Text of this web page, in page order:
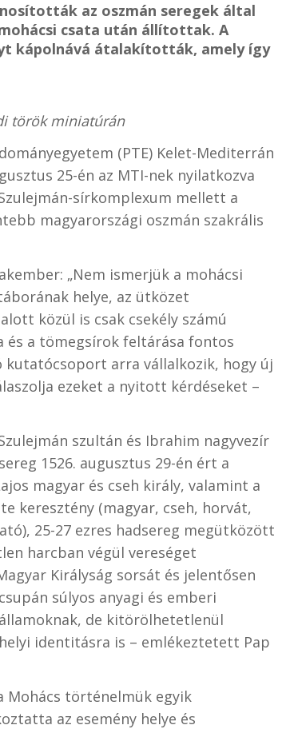
az oszmán seregek által
csata után állítottak. A
kápolnává átalakították, amely így
török miniatúrán
(PTE) Kelet-Mediterrán
25-én az MTI-nek nyilatkozva
sírkomplexum mellett a
magyarországi oszmán szakrális
„Nem ismerjük a mohácsi
helye, az ütközet
közül is csak csekély számú
és a tömegsírok feltárása fontos
kutatócsoport arra vállalkozik, hogy új
ezeket a nyitott kérdéseket –
szultán és Ibrahim nagyvezír
1526. augusztus 29-én ért a
magyar és cseh király, valamint a
keresztény (magyar, cseh, horvát,
25-27 ezres hadsereg megütközött
harcban végül vereséget
Királyság sorsát és jelentősen
súlyos anyagi és emberi
de kitörölhetetlenül
identitásra is – emlékeztetett Pap
Mohács történelmük egyik
az esemény helye és